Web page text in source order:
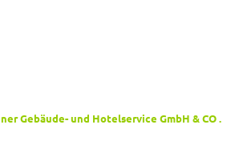
Gebäude- und Hotelservice GmbH & CO .